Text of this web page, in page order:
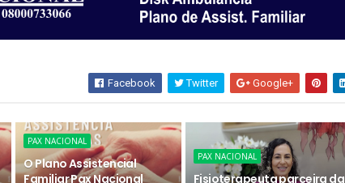
Facebook Twitter Google+
PAX NACIONAL
O Plano Assistencial
Familiar Pax Nacional
PAX NACIONAL
Fisioterapeuta parceira da